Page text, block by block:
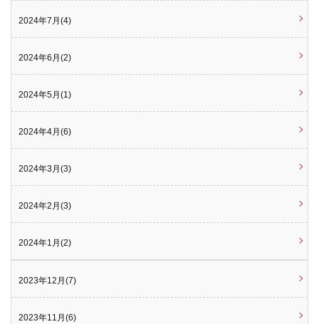
2024年7月(4)
2024年6月(2)
2024年5月(1)
2024年4月(6)
2024年3月(3)
2024年2月(3)
2024年1月(2)
2023年12月(7)
2023年11月(6)